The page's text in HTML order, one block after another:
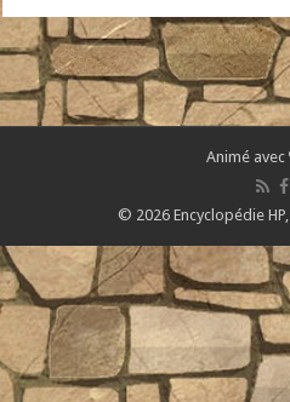
Animé avec
© 2026 Encyclopédie HP,